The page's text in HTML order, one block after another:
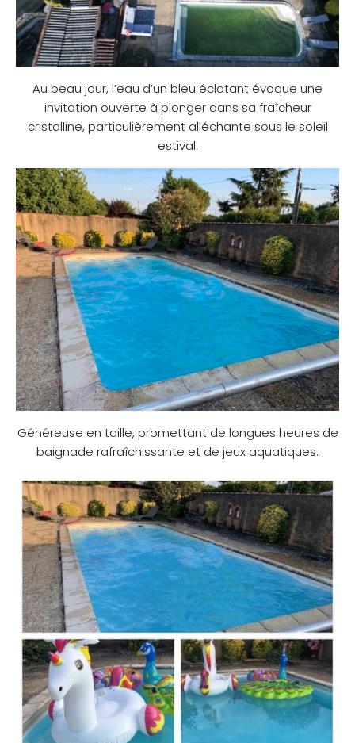
Au beau jour, l’eau d’un bleu éclatant évoque une
invitation ouverte à plonger dans sa fraîcheur
cristalline, particulièrement alléchante sous le soleil
estival.
Généreuse en taille, promettant de longues heures de
baignade rafraîchissante et de jeux aquatiques.